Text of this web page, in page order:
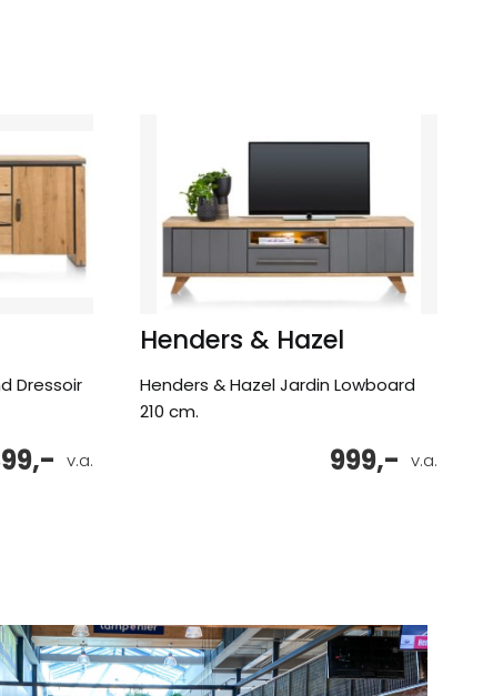
Dressoir
v.a.
Henders & Hazel
Henders & Hazel Jardin Lowboard
210 cm.
v.a.
999,-